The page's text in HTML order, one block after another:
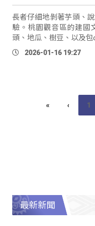
長者仔細地剝著芋頭、
驗。桃園觀音區的建
頭、地瓜、樹豆、以及
題，讓都會區不同族群的
國文健站長者Osay（曾
2026-01-16 19:27
« ‹ 1
最新新聞